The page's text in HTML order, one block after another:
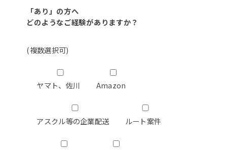
「あり」の方へ
どのようなご経験がありますか？
(複数選択可)
ヤマト、佐川 Amazon
アスクル等の企業配送 ルート案件